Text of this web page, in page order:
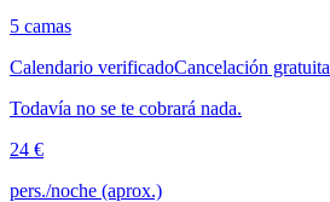
5 camas
Calendario verificadoCancelación gratuita
Todavía no se te cobrará nada.
24 €
pers./noche (aprox.)